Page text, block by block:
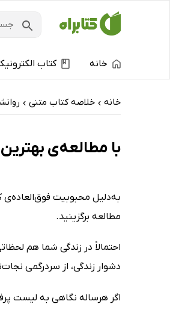
خانه کتاب
خانه › خلاصه کتاب متنی ›
با مطالعه‌ی
‌به‌دلیل محبوبیت
مطالعه برگزینید.
احتمالاً در زندگی‌ شما هم
دشوار زندگی، از سردرگمی
اگر هرساله نگاهی به لیست